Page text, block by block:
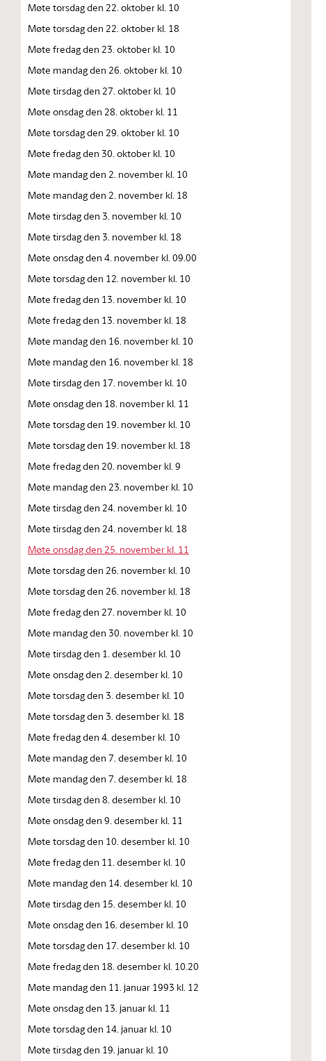
Møte torsdag den 22. oktober kl. 10
Møte torsdag den 22. oktober kl. 18
Møte fredag den 23. oktober kl. 10
Møte mandag den 26. oktober kl. 10
Møte tirsdag den 27. oktober kl. 10
Møte onsdag den 28. oktober kl. 11
Møte torsdag den 29. oktober kl. 10
Møte fredag den 30. oktober kl. 10
Møte mandag den 2. november kl. 10
Møte mandag den 2. november kl. 18
Møte tirsdag den 3. november kl. 10
Møte tirsdag den 3. november kl. 18
Møte onsdag den 4. november kl. 09.00
Møte torsdag den 12. november kl. 10
Møte fredag den 13. november kl. 10
Møte fredag den 13. november kl. 18
Møte mandag den 16. november kl. 10
Møte mandag den 16. november kl. 18
Møte tirsdag den 17. november kl. 10
Møte onsdag den 18. november kl. 11
Møte torsdag den 19. november kl. 10
Møte torsdag den 19. november kl. 18
Møte fredag den 20. november kl. 9
Møte mandag den 23. november kl. 10
Møte tirsdag den 24. november kl. 10
Møte tirsdag den 24. november kl. 18
Møte onsdag den 25. november kl. 11
Møte torsdag den 26. november kl. 10
Møte torsdag den 26. november kl. 18
Møte fredag den 27. november kl. 10
Møte mandag den 30. november kl. 10
Møte tirsdag den 1. desember kl. 10
Møte onsdag den 2. desember kl. 10
Møte torsdag den 3. desember kl. 10
Møte torsdag den 3. desember kl. 18
Møte fredag den 4. desember kl. 10
Møte mandag den 7. desember kl. 10
Møte mandag den 7. desember kl. 18
Møte tirsdag den 8. desember kl. 10
Møte onsdag den 9. desember kl. 11
Møte torsdag den 10. desember kl. 10
Møte fredag den 11. desember kl. 10
Møte mandag den 14. desember kl. 10
Møte tirsdag den 15. desember kl. 10
Møte onsdag den 16. desember kl. 10
Møte torsdag den 17. desember kl. 10
Møte fredag den 18. desember kl. 10.20
Møte mandag den 11. januar 1993 kl. 12
Møte onsdag den 13. januar kl. 11
Møte torsdag den 14. januar kl. 10
Møte tirsdag den 19. januar kl. 10